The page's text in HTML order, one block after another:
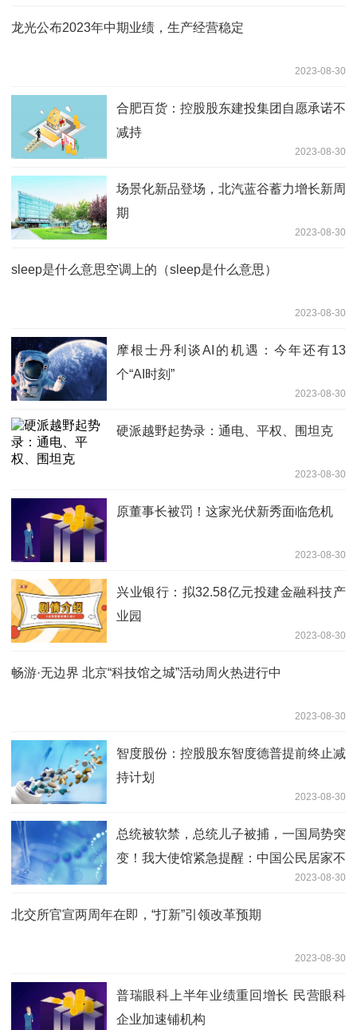
龙光公布2023年中期业绩，生产经营稳定
2023-08-30
合肥百货：控股股东建投集团自愿承诺不
减持
2023-08-30
场景化新品登场，北汽蓝谷蓄力增长新周
期
2023-08-30
sleep是什么意思空调上的（sleep是什么意思）
2023-08-30
摩根士丹利谈AI的机遇：今年还有13
个“AI时刻”
2023-08-30
硬派越野起势录：通电、平权、围坦克
2023-08-30
原董事长被罚！这家光伏新秀面临危机
2023-08-30
兴业银行：拟32.58亿元投建金融科技产
业园
2023-08-30
畅游·无边界 北京“科技馆之城”活动周火热进行中
2023-08-30
智度股份：控股股东智度德普提前终止减
持计划
2023-08-30
总统被软禁，总统儿子被捕，一国局势突
变！我大使馆紧急提醒：中国公民居家不
2023-08-30
北交所官宣两周年在即，“打新”引领改革预期
2023-08-30
普瑞眼科上半年业绩重回增长 民营眼科
企业加速铺机构